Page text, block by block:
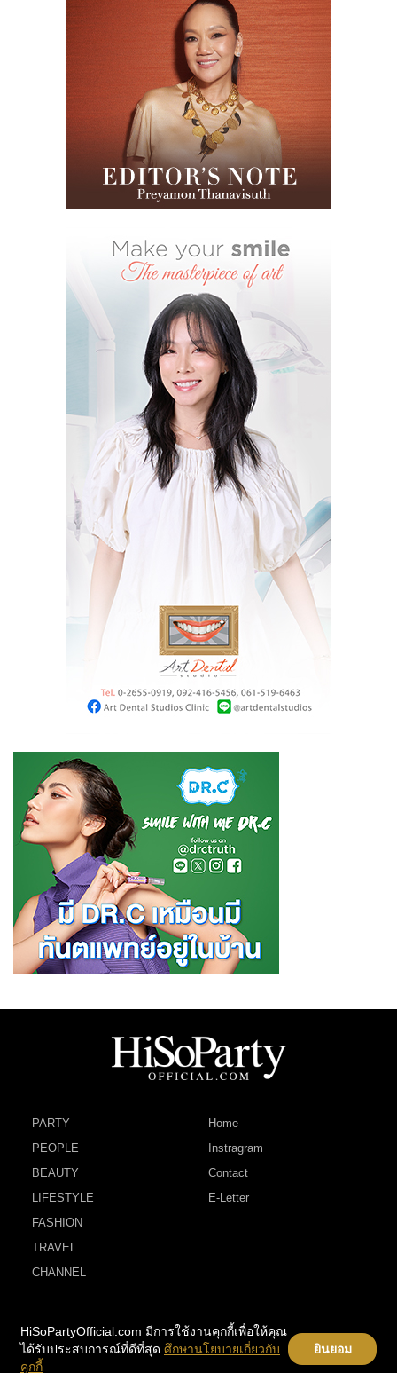
PARTY
PEOPLE
BEAUTY
LIFESTYLE
FASHION
TRAVEL
CHANNEL
Home
Instragram
Contact
E-Letter
HiSoPartyOfficial.com มีการใช้งานคุกกี้เพื่อให้คุณ
ได้รับประสบการณ์ที่ดีที่สุด ศึกษานโยบายเกี่ยวกับ
คุกกี้
ยินยอม